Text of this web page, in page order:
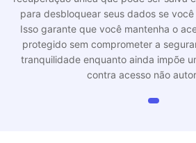
Isso garante que você mantenha o
protegido sem comprometer a
tranquilidade enquanto ainda impõe
contra acesso não